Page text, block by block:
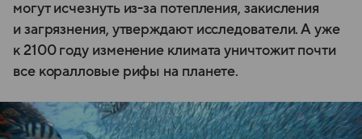
могут исчезнуть из-за потепления, закисления
и загрязнения, утверждают исследователи. А уже
к 2100 году изменение климата уничтожит почти
все коралловые рифы на планете.